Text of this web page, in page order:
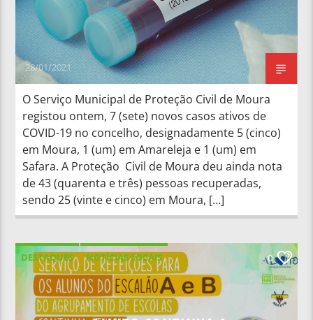
28/01/2021
O Serviço Municipal de Proteção Civil de Moura
registou ontem, 7 (sete) novos casos ativos de
COVID-19 no concelho, designadamente 5 (cinco)
em Moura, 1 (um) em Amareleja e 1 (um) em
Safara. A Proteção Civil de Moura deu ainda nota
de 43 (quarenta e três) pessoas recuperadas,
sendo 25 (vinte e cinco) em Moura, […]
DESTAQUES NOTÍCIAS LOCAIS 0